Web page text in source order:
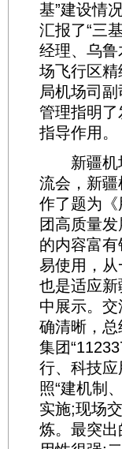
基”建设情
汇报了“三
经理、乌
场飞行区
局机场司
管理指明了
指导作用。
新疆机场
流会，新
作了题为
团高质量
的内容富
易使用，
也是适应
中展示。
确清晰，
集团
行、科技
照“建机制
实施;现场
炼。最突